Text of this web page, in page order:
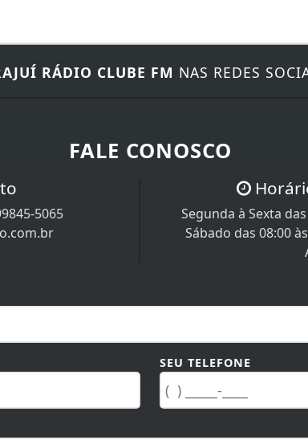
RÁDIO CLUBE FM NAS REDES
FALE CONOSCO
5065
Segunda à Sexta
Sábado das 08:00
SEU TELEFONE